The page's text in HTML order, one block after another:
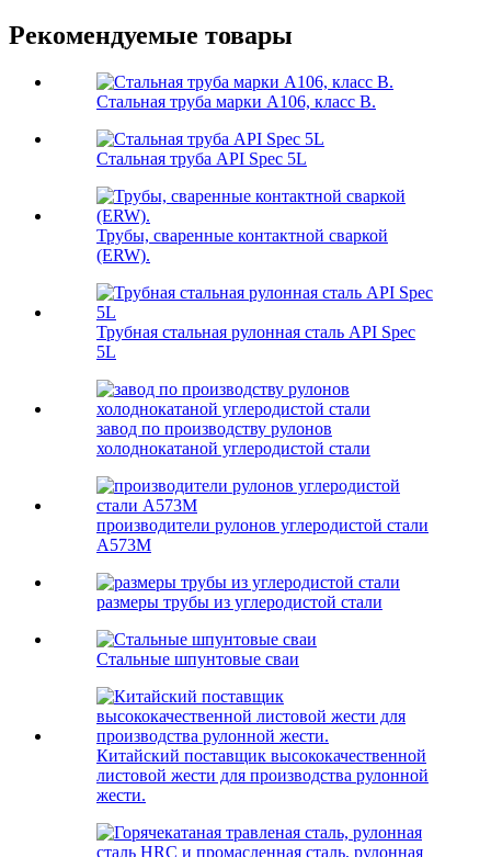
Рекомендуемые товары
Стальная труба марки А106, класс B.
Стальная труба API Spec 5L
Трубы, сваренные контактной сваркой
(ERW).
Трубная стальная рулонная сталь API Spec
5L
завод по производству рулонов
холоднокатаной углеродистой стали
производители рулонов углеродистой стали
A573М
размеры трубы из углеродистой стали
Стальные шпунтовые сваи
Китайский поставщик высококачественной
листовой жести для производства рулонной
жести.